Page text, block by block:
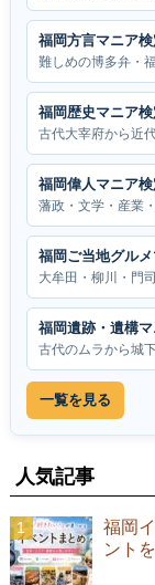
福岡方言マニア検
難しめの博多弁・
福岡歴史マニア検
古代大宰府から近
福岡偉人マニア検
藩政・文学・産業
福岡ご当地グル
大牟田・柳川・門
福岡遺跡・遺構
古代のムラから城
一覧を見る
人気記事
福岡
ント